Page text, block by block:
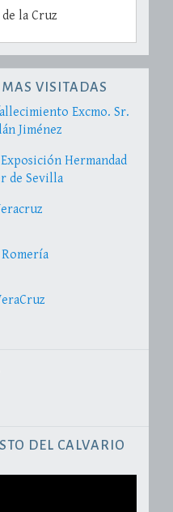
la Cruz
VISITADAS
Excmo. Sr.
Jiménez
Hermandad
de Sevilla
DEL CALVARIO